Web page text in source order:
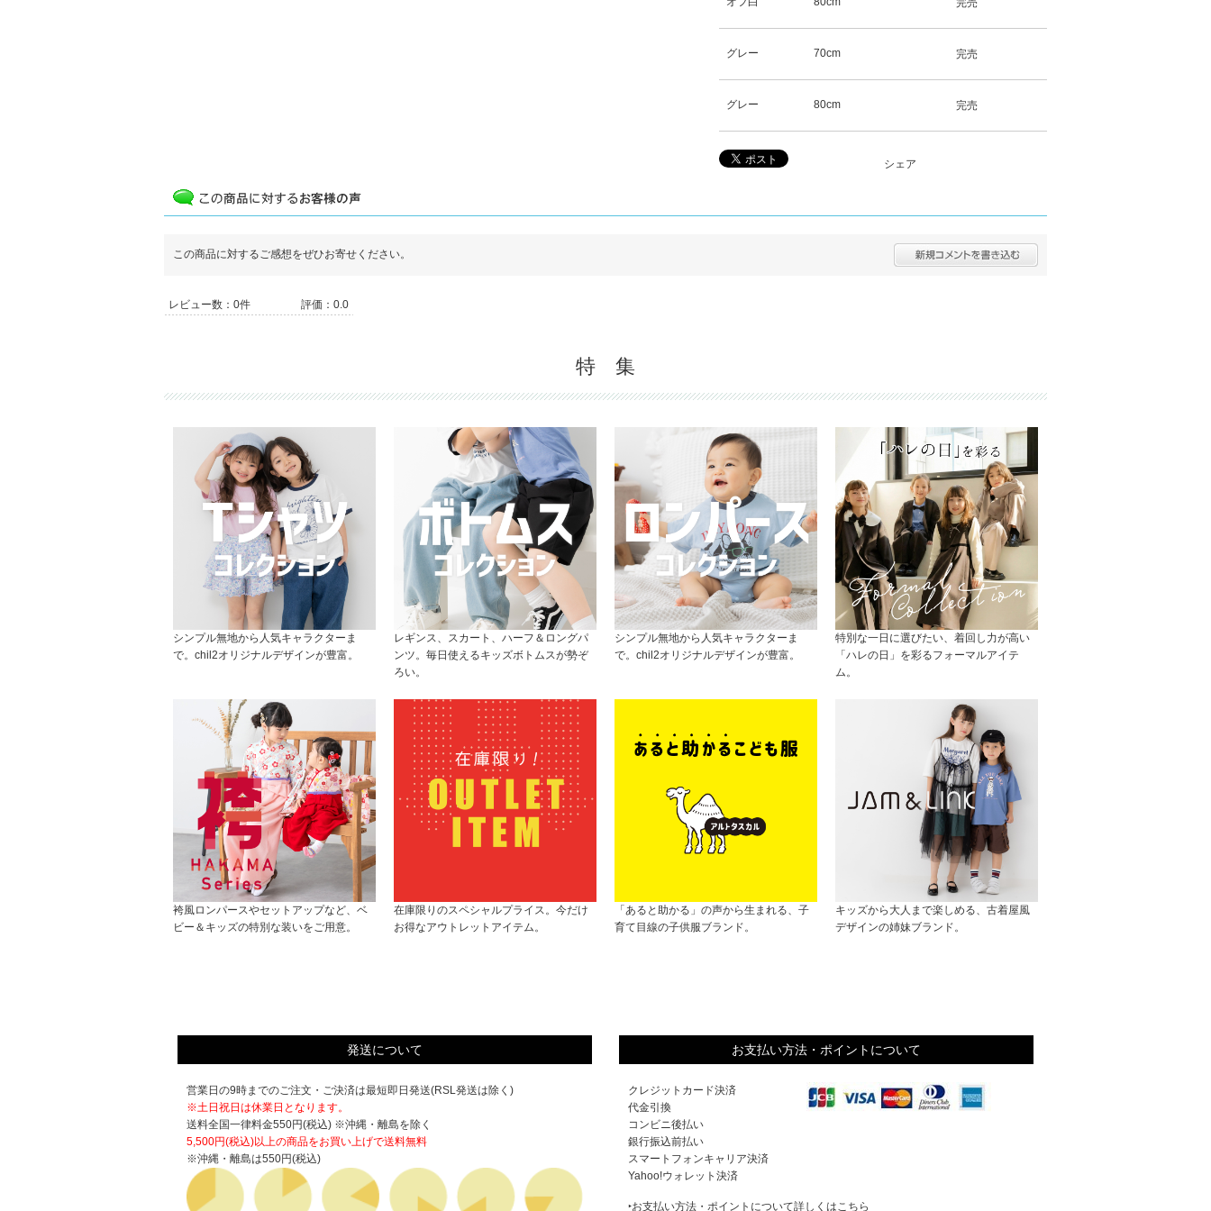
完売
グレー 70cm 完売
グレー 80cm 完売
シェア
この商品に対するご感想をぜひお寄せください。
レビュー数：0件 評価：0.0
特 集
シンプル無地から人気キャラクターま
で。chil2オリジナルデザインが豊富。
レギンス、スカート、ハーフ＆ロングパ
ンツ。毎日使えるキッズボトムスが勢ぞ
ろい。
シンプル無地から人気キャラクターま
で。chil2オリジナルデザインが豊富。
特別な一日に選びたい、着回し力が高い
「ハレの日」を彩るフォーマルアイテ
ム。
袴風ロンパースやセットアップなど、ベ
ビー＆キッズの特別な装いをご用意。
在庫限りのスペシャルプライス。今だけ
お得なアウトレットアイテム。
「あると助かる」の声から生まれる、子
育て目線の子供服ブランド。
キッズから大人まで楽しめる、古着屋風
デザインの姉妹ブランド。
発送について
営業日の9時までのご注文・ご決済は最短即日発送(RSL発送は除く)
※土日祝日は休業日となります。
送料全国一律料金550円(税込) ※沖縄・離島を除く
5,500円(税込)以上の商品をお買い上げで送料無料
※沖縄・離島は550円(税込)
お支払い方法・ポイントについて
クレジットカード決済
代金引換
コンビニ後払い
銀行振込前払い
スマートフォンキャリア決済
Yahoo!ウォレット決済
‣お支払い方法・ポイントについて詳しくはこちら